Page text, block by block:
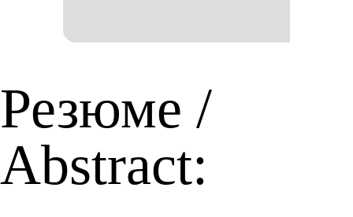
Резюме /
Abstract: